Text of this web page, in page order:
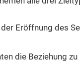
Eröffnung des
die Beziehung